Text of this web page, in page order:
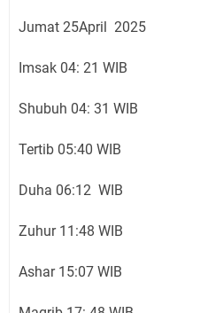
Jumat 25April 2025
Imsak 04: 21 WIB
Shubuh 04: 31 WIB
Tertib 05:40 WIB
Duha 06:12 WIB
Zuhur 11:48 WIB
Ashar 15:07 WIB